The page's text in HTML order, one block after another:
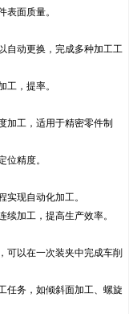
面质量。
自动更换，完成多种加工工
，提率。
工，适用于精密零件制
精度。
现自动化加工。
加工，提高生产效率。
以在一次装夹中完成车削
任务，如倾斜面加工、螺旋